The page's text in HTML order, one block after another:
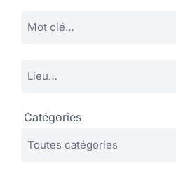
Catégories